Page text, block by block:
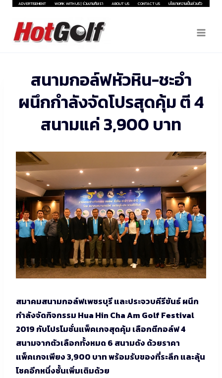
Skip
content
ADVERTISEMENT WORK WITH US | ร่วมงานกับเรา ABOUT US CONTACT US นโยบายความเป็นส่วนตัว
สนามกอล์ฟหัวหิน-ชะอำ
ผนึกกำลังจัดโปรสุดคุ้ม ตี 4
สนามแค่ 3,900 บาท
สมาคมสนามกอล์ฟเพชรบุรี และประจวบคีรีขันธ์ ผนึก
กำลังจัดกิจกรรม Hua Hin Cha Am Golf Festival
2019 กับโปรโมชั่นแพ็คเกจสุดคุ้ม เลือกตีกอล์ฟ 4
สนามจากตัวเลือกทั้งหมด 6 สนามดัง ด้วยราคา
แพ็คเกจเพียง 3,900 บาท พร้อมรับของที่ระลึก และลุ้น
โชคอีกหนึ่งชั้นเพิ่มเติมด้วย